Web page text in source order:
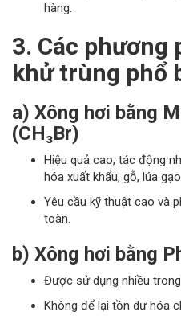
hàng.
3. Các phương
khử trùng phổ
a) Xông hơi bằng
(CH₃Br)
Hiệu quả cao, tác động
hóa xuất khẩu, gỗ, lúa
Yêu cầu kỹ thuật cao và
toàn.
b) Xông hơi bằng
Được sử dụng nhiều
Không để lại tồn dư hóa